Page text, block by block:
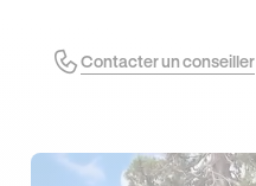
J'EN PROFITE !Contacter un conseiller